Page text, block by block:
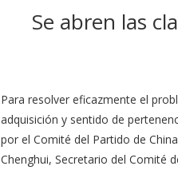
Se abren las
Para resolver eficazmente el
adquisición y sentido de
por el Comité del Partido de
Chenghui, Secretario del Comité